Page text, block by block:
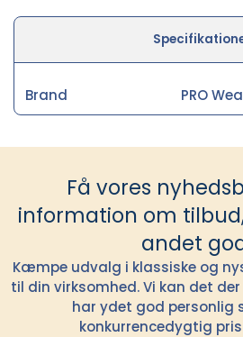
Brand PRO
Få vores
information om
andet
Kæmpe udvalg i klassiske og
til din virksomhed. Vi kan det
har ydet god personlig
konkurrencedygtig pris